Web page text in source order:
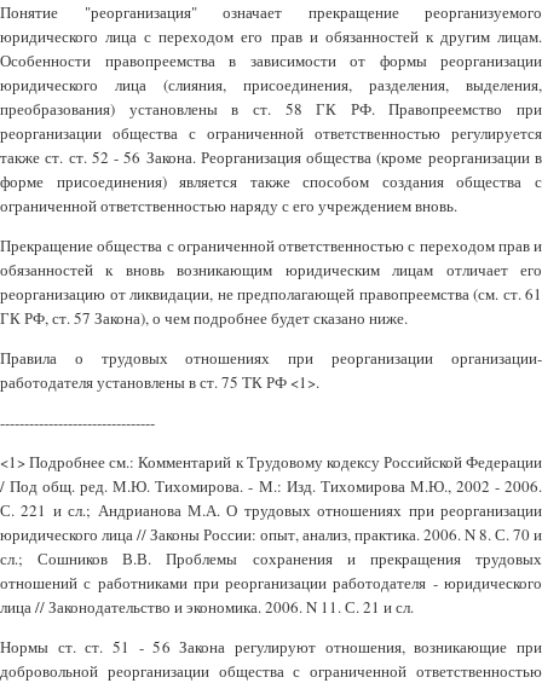
Понятие "реорганизация" означает прекращение реорганизуемого
юридического лица с переходом его прав и обязанностей к другим лицам.
Особенности правопреемства в зависимости от формы реорганизации
юридического лица (слияния, присоединения, разделения, выделения,
преобразования) установлены в ст. 58 ГК РФ. Правопреемство при
реорганизации общества с ограниченной ответственностью регулируется
также ст. ст. 52 - 56 Закона. Реорганизация общества (кроме реорганизации в
форме присоединения) является также способом создания общества с
ограниченной ответственностью наряду с его учреждением вновь.
Прекращение общества с ограниченной ответственностью с переходом прав и
обязанностей к вновь возникающим юридическим лицам отличает его
реорганизацию от ликвидации, не предполагающей правопреемства (см. ст. 61
ГК РФ, ст. 57 Закона), о чем подробнее будет сказано ниже.
Правила о трудовых отношениях при реорганизации организации-
работодателя установлены в ст. 75 ТК РФ <1>.
--------------------------------
<1> Подробнее см.: Комментарий к Трудовому кодексу Российской Федерации
/ Под общ. ред. М.Ю. Тихомирова. - М.: Изд. Тихомирова М.Ю., 2002 - 2006.
С. 221 и сл.; Андрианова М.А. О трудовых отношениях при реорганизации
юридического лица // Законы России: опыт, анализ, практика. 2006. N 8. С. 70 и
сл.; Сошников В.В. Проблемы сохранения и прекращения трудовых
отношений с работниками при реорганизации работодателя - юридического
лица // Законодательство и экономика. 2006. N 11. С. 21 и сл.
Нормы ст. ст. 51 - 56 Закона регулируют отношения, возникающие при
добровольной реорганизации общества с ограниченной ответственностью